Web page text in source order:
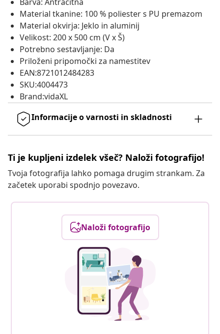
Material tkanine: 100 % poliester s PU premazom
Material okvirja: Jeklo in aluminij
Velikost: 200 x 500 cm (V x Š)
Potrebno sestavljanje: Da
Priloženi pripomočki za namestitev
EAN:8721012484283
SKU:4004473
Brand:vidaXL
Informacije o varnosti in skladnosti
Ti je kupljeni izdelek všeč? Naloži fotografijo!
Tvoja fotografija lahko pomaga drugim strankam. Za
začetek uporabi spodnjo povezavo.
Naloži fotografijo